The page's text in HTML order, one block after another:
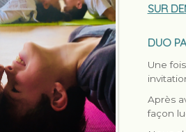
SUR
DUO
Une
Après
façon